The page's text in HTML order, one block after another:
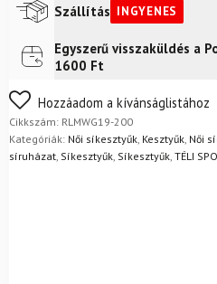
M
Fekete
mennyiség
Szállítás INGYENES
Futár a címreIngyenes
FoxPost
Egyszerű visszaküldés a
1600 Ft
Nem biztos a választásában?
egyszerűen visszaküldheti 14
Mik a visszaküldés feltételei?
Hozzáadom a kívánságlistához
Cikkszám: RLMWG19-200
Kategóriák: Női síkesztyűk Kesztyűk Női
síruházat Síkesztyűk Síkesztyűk TÉLI